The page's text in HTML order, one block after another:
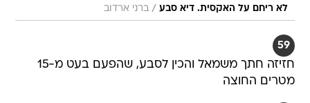
לא ריחם על האקסית. דיא סבע / ברני ארדוב
59
חזיזה חתך משמאל והכין לסבע, שהפעם בעט מ-15
מטרים החוצה